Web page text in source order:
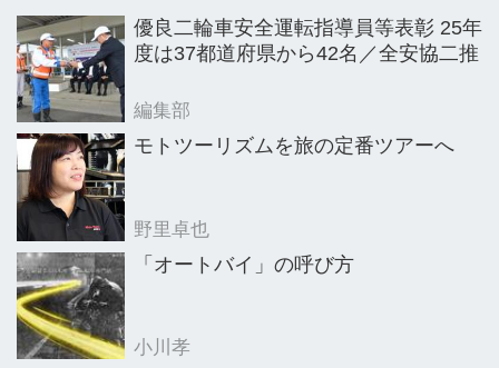
た。10月の消費税増税10％の影響は軽
微であったといえそうだ。
優良二輪車安全運転指導員等表彰 25年
度は37都道府県から42名／全安協二推
編集部
モトツーリズムを旅の定番ツアーへ
野里卓也
「オートバイ」の呼び方
小川孝